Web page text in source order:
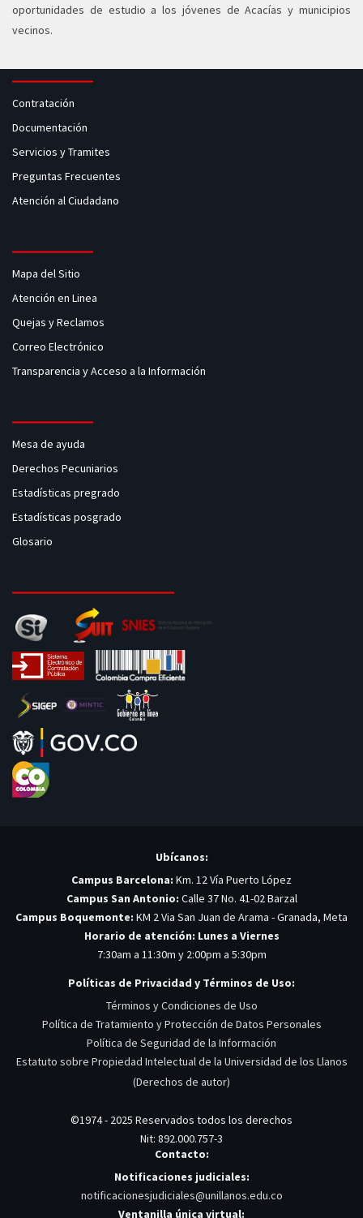
oportunidades de estudio a los jóvenes de Acacías y municipios
vecinos.
Contratación
Documentación
Servicios y Tramites
Preguntas Frecuentes
Atención al Ciudadano
Mapa del Sitio
Atención en Linea
Quejas y Reclamos
Correo Electrónico
Transparencia y Acceso a la Información
Mesa de ayuda
Derechos Pecuniarios
Estadísticas pregrado
Estadísticas posgrado
Glosario
Ubícanos:
Campus Barcelona: Km. 12 Vía Puerto López
Campus San Antonio: Calle 37 No. 41-02 Barzal
Campus Boquemonte: KM 2 Via San Juan de Arama - Granada, Meta
Horario de atención: Lunes a Viernes
7:30am a 11:30m y 2:00pm a 5:30pm
Políticas de Privacidad y Términos de Uso:
Términos y Condiciones de Uso
Política de Tratamiento y Protección de Datos Personales
Política de Seguridad de la Información
Estatuto sobre Propiedad Intelectual de la Universidad de los Llanos
(Derechos de autor)
©1974 - 2025 Reservados todos los derechos
Nit: 892.000.757-3
Contacto:
Notificaciones judiciales:
notificacionesjudiciales@unillanos.edu.co
Ventanilla única virtual: